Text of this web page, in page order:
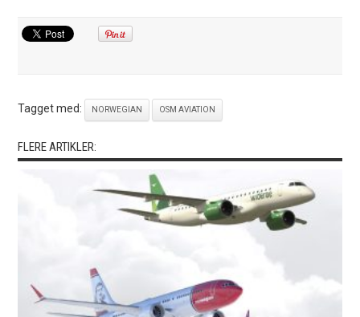
Tagget med: NORWEGIAN OSM AVIATION
FLERE ARTIKLER: